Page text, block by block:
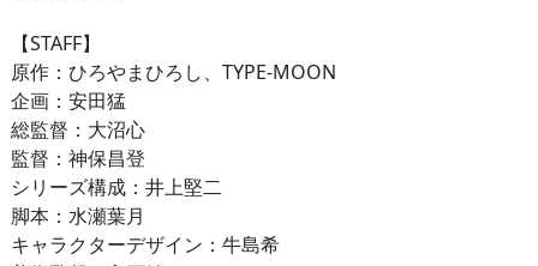
【STAFF】
原作：ひろやまひろし、TYPE-MOON
企画：安田猛
総監督：大沼心
監督：神保昌登
シリーズ構成：井上堅二
脚本：水瀬葉月
キャラクターデザイン：牛島希